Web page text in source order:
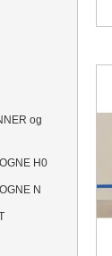
og
H0
N